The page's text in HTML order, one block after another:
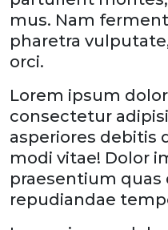
mus. Nam
pharetra
orci.
Lorem ipsum
consectetur
asperiores debitis
modi vitae! Dolor
praesentium quas
repudiandae